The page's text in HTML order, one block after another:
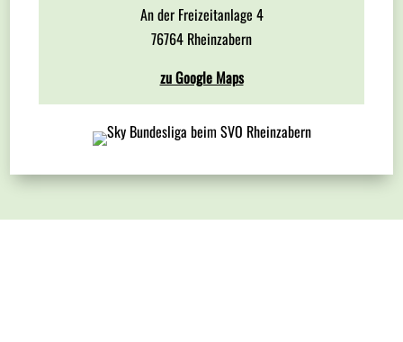
An der Freizeitanlage 4
76764 Rheinzabern
zu Google Maps